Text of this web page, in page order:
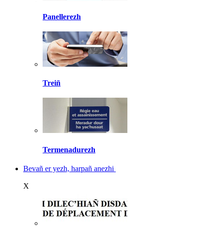
Panellerezh
Treiñ
Termenadurezh
Bevañ er yezh, harpañ anezhi
X